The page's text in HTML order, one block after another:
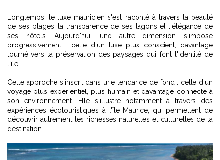
Longtemps, le luxe mauricien s'est raconté à travers la beauté
de ses plages, la transparence de ses lagons et l'élégance de
ses hôtels. Aujourd'hui, une autre dimension s'impose
progressivement : celle d'un luxe plus conscient, davantage
tourné vers la préservation des paysages qui font l'identité de
l'île.
Cette approche s'inscrit dans une tendance de fond : celle d'un
voyage plus expérientiel, plus humain et davantage connecté à
son environnement. Elle s'illustre notamment à travers des
expériences écotouristiques à l'île Maurice , qui permettent de
découvrir autrement les richesses naturelles et culturelles de la
destination.